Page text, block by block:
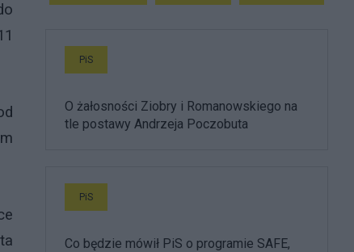
PiS
O żałosności Ziobry i Romanowskiego na
tle postawy Andrzeja Poczobuta
PiS
Co będzie mówił PiS o programie SAFE,